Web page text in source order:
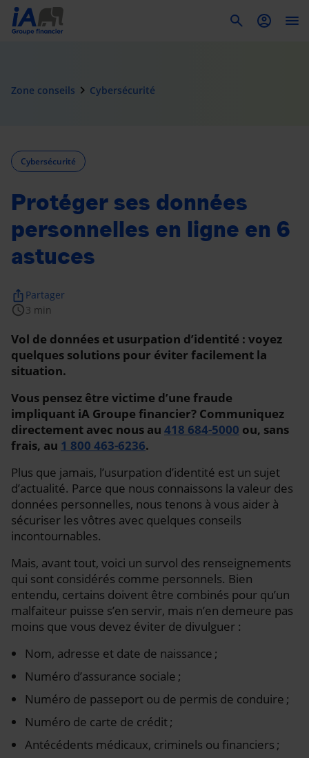
Zone conseils navigate_next Cybersécurité
Cybersécurité
Protéger ses données
personnelles en ligne en 6
astuces
schedule 3 min
ios_share Partager
Vol de données et usurpation d’identité : voyez
quelques solutions pour éviter facilement la
situation.
Vous pensez être victime d’une fraude
impliquant iA Groupe financier? Communiquez
directement avec nous au 418 684-5000 ou, sans
frais, au 1 800 463-6236.
Plus que jamais, l’usurpation d’identité est un sujet
d’actualité. Parce que nous connaissons la valeur des
données personnelles, nous tenons à vous aider à
sécuriser les vôtres avec quelques conseils
incontournables.
Mais, avant tout, voici un survol des renseignements
qui sont considérés comme personnels. Bien
entendu, certains doivent être combinés pour qu’un
malfaiteur puisse s’en servir, mais n’en demeure pas
moins que vous devez éviter de divulguer :
Nom, adresse et date de naissance ;
Numéro d’assurance sociale ;
Numéro de passeport ou de permis de conduire ;
Numéro de carte de crédit ;
Antécédents médicaux, criminels ou financiers ;